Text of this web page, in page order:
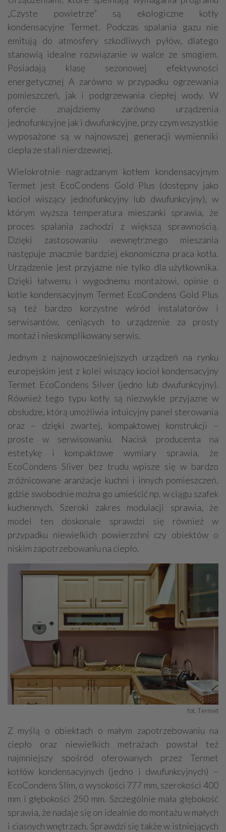
„Czyste powietrze” są ekologiczne kotły
kondensacyjne Termet. Podczas spalania gazu nie
emitują do atmosfery szkodliwych pyłów, dlatego
stanowią idealne rozwiązanie w walce ze smogiem.
Posiadają klasę sezonowej efektywności
energetycznej A zarówno w przypadku ogrzewania
pomieszczeń, jak i podgrzewania ciepłej wody. W
ofercie znajdziemy zarówno urządzenia
jednofunkcyjne jak i dwufunkcyjne, przy czym wszystkie
wyposażone są w najnowszej generacji wymienniki
ciepła ze stali nierdzewnej.
Wielokrotnie nagradzanym kotłem kondensacyjnym
Termet jest EcoCondens Gold Plus (dostępny jako
kocioł wiszący jednofunkcyjny lub dwufunkcyjny), w
którym wyższa temperatura mieszanki sprawia, że
proces spalania zachodzi z większą sprawnością.
Dzięki zastosowaniu wewnętrznego mieszania
następuje znacznie bardziej ekonomiczna praca kotła.
Urządzenie jest przyjazne nie tylko dla użytkownika.
Dzięki łatwemu i wygodnemu montażowi, opinie o
kotle kondensacyjnym Termet EcoCondens Gold Plus
są też bardzo korzystne wśród instalatorów i
serwisantów, ceniących to urządzenie za prosty
montaż i nieskomplikowany serwis.
Jednym z najnowocześniejszych urządzeń na rynku
europejskim jest z kolei wiszący kocioł kondensacyjny
Termet EcoCondens Silver (jedno lub dwufunkcyjny).
Również tego typu kotły są niezwykle przyjazne w
obsłudze, którą umożliwia intuicyjny panel sterowania
oraz – dzięki zwartej, kompaktowej konstrukcji –
proste w serwisowaniu. Nacisk producenta na
estetykę i kompaktowe wymiary sprawia, że
EcoCondens Sliver bez trudu wpisze się w bardzo
zróżnicowane aranżacje kuchni i innych pomieszczeń,
gdzie swobodnie można go umieścić np. w ciągu szafek
kuchennych. Szeroki zakres modulacji sprawia, że
model ten doskonale sprawdzi się również w
przypadku niewielkich powierzchni czy obiektów o
niskim zapotrzebowaniu na ciepło.
fot. Termet
Z myślą o obiektach o małym zapotrzebowaniu na
ciepło oraz niewielkich metrażach powstał też
najmniejszy spośród oferowanych przez Termet
kotłów kondensacyjnych (jedno i dwufunkcyjnych) –
EcoCondens Slim, o wysokości 777 mm, szerokości 400
mm i głębokości 250 mm. Szczególnie mała głębokość
sprawia, że nadaje się on idealnie do montażu w małych
i ciasnych wnętrzach. Sprawdzi się także w istniejących